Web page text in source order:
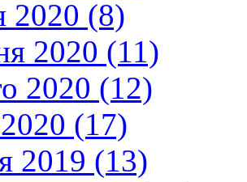
2020 (8)
2020 (11)
2020 (12)
(17)
2019 (13)